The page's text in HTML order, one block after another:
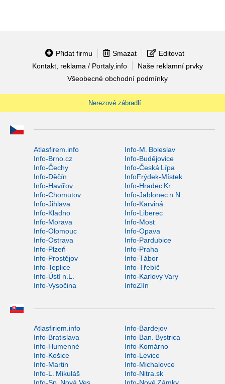
Přidat firmu Smazat
Editovat
Kontakt, reklama / Portaly.info
Naše reklamní prvky
Všeobecné obchodní podmínky
Nerezové zábradlí
Atlasfirem.info
Info-M. Boleslav
Info-Brno.cz
Info-Budějovice
Info-Čechy
Info-Česká Lípa
Info-Děčín
InfoFrýdek-Místek
Info-Havířov
Info-Hradec Kr.
Info-Chomutov
Info-Jablonec n.N.
Info-Jihlava
Info-Karviná
Info-Kladno
Info-Liberec
Info-Morava
Info-Most
Info-Olomouc
Info-Opava
Info-Ostrava
Info-Pardubice
Info-Plzeň
Info-Praha
Info-Prostějov
Info-Tábor
Info-Teplice
Info-Třebíč
Info-Ústí n.L.
Info-Karlovy Vary
Info-Vysočina
InfoZlín
Atlasfiriem.info
Info-Bardejov
Info-Bratislava
Info-Ban. Bystrica
Info-Humenné
Info-Komárno
Info-Košice
Info-Levice
Info-Martin
Info-Michalovce
Info-L. Mikuláš
Info-Nitra.sk